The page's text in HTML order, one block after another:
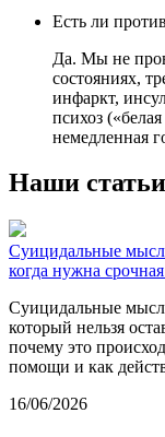
Есть ли
Да. Мы не
состояниях,
инфаркт,
психоз
немедленная
Наши статьи
Суицидальные
когда нужна
Суицидальные
который нельзя
почему это
помощи и как
16/06/2026